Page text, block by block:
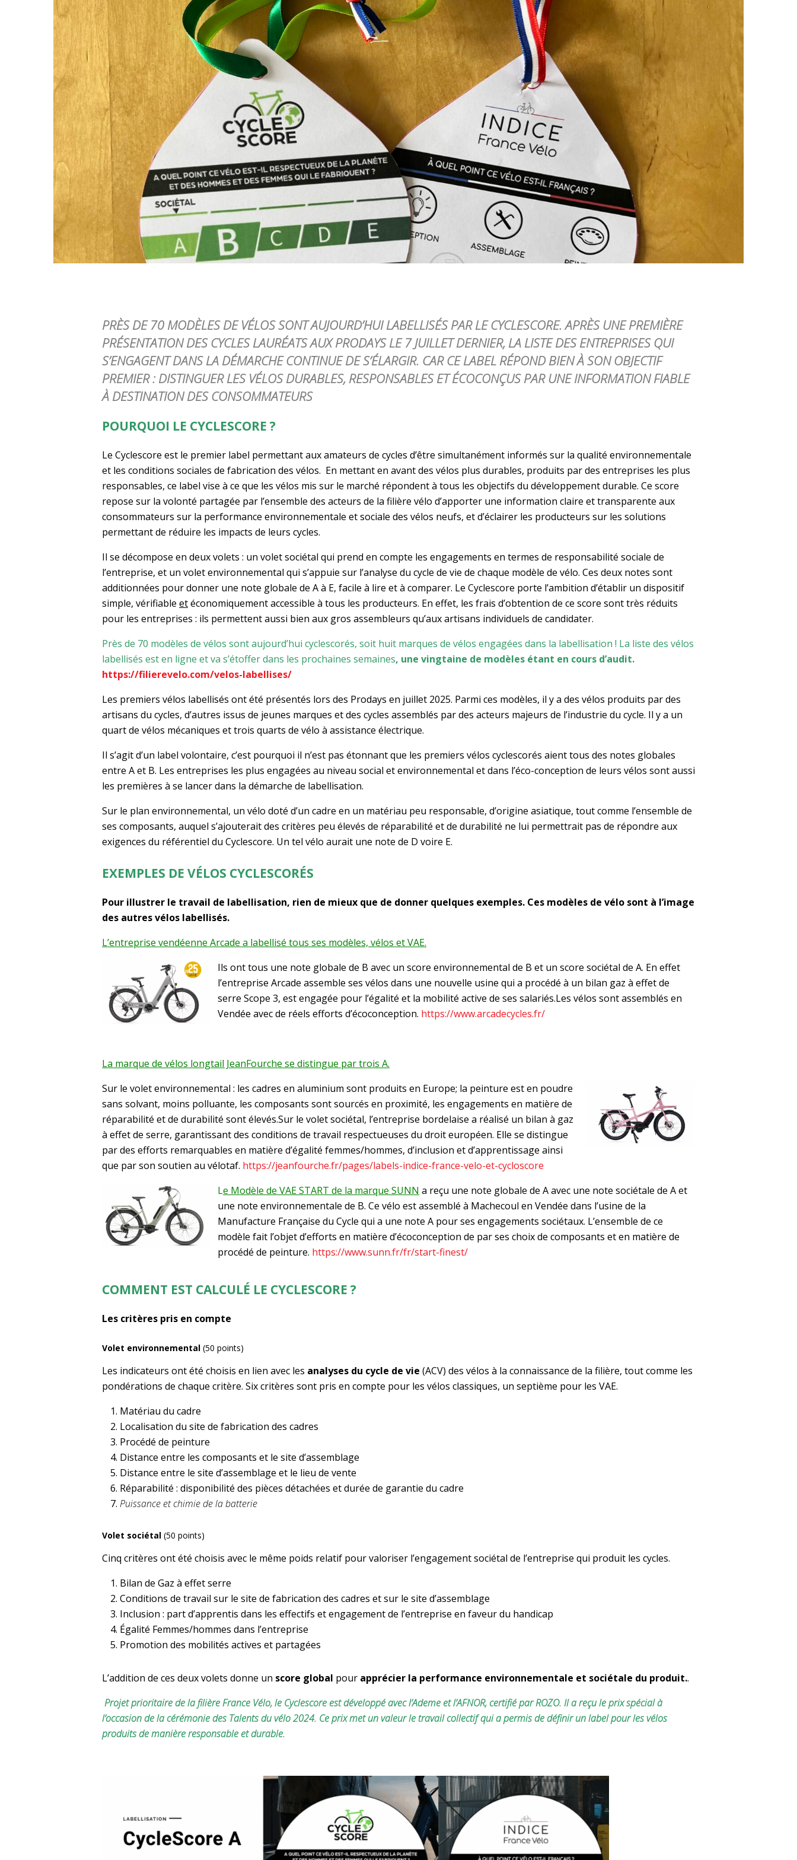
PRÈS DE 70 MODÈLES DE VÉLOS SONT AUJOURD’HUI LABELLISÉS PAR LE CYCLESCORE. APRÈS UNE PREMIÈRE
PRÉSENTATION DES CYCLES LAURÉATS AUX PRODAYS LE 7 JUILLET DERNIER, LA LISTE DES ENTREPRISES QUI
S’ENGAGENT DANS LA DÉMARCHE CONTINUE DE S’ÉLARGIR. CAR CE LABEL RÉPOND BIEN À SON OBJECTIF
PREMIER : DISTINGUER LES VÉLOS DURABLES, RESPONSABLES ET ÉCOCONÇUS PAR UNE INFORMATION FIABLE
À DESTINATION DES CONSOMMATEURS
POURQUOI LE CYCLESCORE ?
Le Cyclescore est le premier label permettant aux amateurs de cycles d’être simultanément informés sur la qualité environnementale
et les conditions sociales de fabrication des vélos. En mettant en avant des vélos plus durables, produits par des entreprises les plus
responsables, ce label vise à ce que les vélos mis sur le marché répondent à tous les objectifs du développement durable. Ce score
repose sur la volonté partagée par l’ensemble des acteurs de la filière vélo d’apporter une information claire et transparente aux
consommateurs sur la performance environnementale et sociale des vélos neufs, et d’éclairer les producteurs sur les solutions
permettant de réduire les impacts de leurs cycles.
Il se décompose en deux volets : un volet sociétal qui prend en compte les engagements en termes de responsabilité sociale de
l’entreprise, et un volet environnemental qui s’appuie sur l’analyse du cycle de vie de chaque modèle de vélo. Ces deux notes sont
additionnées pour donner une note globale de A à E, facile à lire et à comparer. Le Cyclescore porte l’ambition d’établir un dispositif
simple, vérifiable etéconomiquement accessible à tous les producteurs. En effet, les frais d’obtention de ce score sont très réduits
pour les entreprises : ils permettent aussi bien aux gros assembleurs qu’aux artisans individuels de candidater.
Près de 70 modèles de vélos sont aujourd’hui cyclescorés, soit huit marques de vélos engagées dans la labellisation ! La liste des vélos
labellisés est en ligne et va s’étoffer dans les prochaines semaines, une vingtaine de modèles étant en cours d’audit.
https://filierevelo.com/velos-labellises/
Les premiers vélos labellisés ont été présentés lors des Prodays en juillet 2025. Parmi ces modèles, il y a des vélos produits par des
artisans du cycles, d’autres issus de jeunes marques et des cycles assemblés par des acteurs majeurs de l’industrie du cycle. Il y a un
quart de vélos mécaniques et trois quarts de vélo à assistance électrique.
Il s’agit d’un label volontaire, c’est pourquoi il n’est pas étonnant que les premiers vélos cyclescorés aient tous des notes globales
entre A et B. Les entreprises les plus engagées au niveau social et environnemental et dans l’éco-conception de leurs vélos sont aussi
les premières à se lancer dans la démarche de labellisation.
Sur le plan environnemental, un vélo doté d’un cadre en un matériau peu responsable, d’origine asiatique, tout comme l’ensemble de
ses composants, auquel s’ajouterait des critères peu élevés de réparabilité et de durabilité ne lui permettrait pas de répondre aux
exigences du référentiel du Cyclescore. Un tel vélo aurait une note de D voire E.
EXEMPLES DE VÉLOS CYCLESCORÉS
Pour illustrer le travail de labellisation, rien de mieux que de donner quelques exemples. Ces modèles de vélo sont à l’image
des autres vélos labellisés.
L’entreprise vendéenne Arcade a labellisé tous ses modèles, vélos et VAE.
Ils ont tous une note globale de B avec un score environnemental de B et un score sociétal de A. En effet
l’entreprise Arcade assemble ses vélos dans une nouvelle usine qui a procédé à un bilan gaz à effet de
serre Scope 3, est engagée pour l’égalité et la mobilité active de ses salariés.Les vélos sont assemblés en
Vendée avec de réels efforts d’écoconception. https://www.arcadecycles.fr/
La marque de vélos longtail JeanFourche se distingue par trois A.
Sur le volet environnemental : les cadres en aluminium sont produits en Europe; la peinture est en poudre
sans solvant, moins polluante, les composants sont sourcés en proximité, les engagements en matière de
réparabilité et de durabilité sont élevés.Sur le volet sociétal, l’entreprise bordelaise a réalisé un bilan à gaz
à effet de serre, garantissant des conditions de travail respectueuses du droit européen. Elle se distingue
par des efforts remarquables en matière d’égalité femmes/hommes, d’inclusion et d’apprentissage ainsi
que par son soutien au vélotaf. https://jeanfourche.fr/pages/labels-indice-france-velo-et-cycloscore
Le Modèle de VAE START de la marque SUNN a reçu une note globale de A avec une note sociétale de A et
une note environnementale de B. Ce vélo est assemblé à Machecoul en Vendée dans l’usine de la
Manufacture Française du Cycle qui a une note A pour ses engagements sociétaux. L’ensemble de ce
modèle fait l’objet d’efforts en matière d’écoconception de par ses choix de composants et en matière de
procédé de peinture. https://www.sunn.fr/fr/start-finest/
COMMENT EST CALCULÉ LE CYCLESCORE ?
Les critères pris en compte
Volet environnemental (50 points)
Les indicateurs ont été choisis en lien avec les analyses du cycle de vie (ACV) des vélos à la connaissance de la filière, tout comme les
pondérations de chaque critère. Six critères sont pris en compte pour les vélos classiques, un septième pour les VAE.
Matériau du cadre
Localisation du site de fabrication des cadres
Procédé de peinture
Distance entre les composants et le site d’assemblage
Distance entre le site d’assemblage et le lieu de vente
Réparabilité : disponibilité des pièces détachées et durée de garantie du cadre
Puissance et chimie de la batterie
Volet sociétal (50 points)
Cinq critères ont été choisis avec le même poids relatif pour valoriser l’engagement sociétal de l’entreprise qui produit les cycles.
Bilan de Gaz à effet serre
Conditions de travail sur le site de fabrication des cadres et sur le site d’assemblage
Inclusion : part d’apprentis dans les effectifs et engagement de l’entreprise en faveur du handicap
Égalité Femmes/hommes dans l’entreprise
Promotion des mobilités actives et partagées
L’addition de ces deux volets donne un score global pour apprécier la performance environnementale et sociétale du produit..
Projet prioritaire de la filière France Vélo, le Cyclescore est développé avec l’Ademe et l’AFNOR, certifié par ROZO. Il a reçu le prix spécial à
l’occasion de la cérémonie des Talents du vélo 2024. Ce prix met un valeur le travail collectif qui a permis de définir un label pour les vélos
produits de manière responsable et durable.